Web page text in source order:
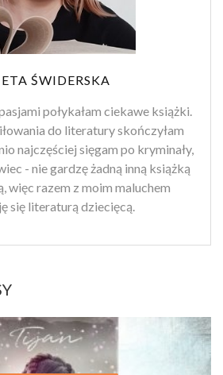
ŚWIDERSKA
połykałam ciekawe książki.
do literatury skończyłam
najczęściej sięgam po kryminały,
- nie gardzę żadną inną książką
więc razem z moim maluchem
się literaturą dziecięcą.